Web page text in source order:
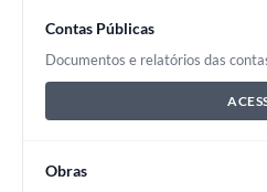
Contas Públicas
Documentos e relatórios das
Obras